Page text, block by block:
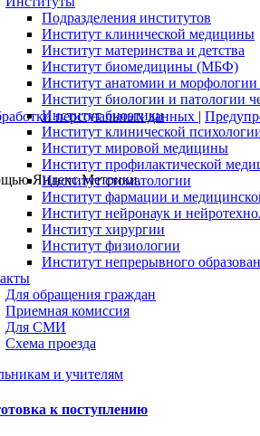
Подразделения институтов
Институт клинической медицины
Институт материнства и детства
Институт биомедицины (МБФ)
Институт анатомии и
Институт биологии и патологии
Институт биоэтики
Институт клинической
Институт мировой медицины
Институт профилактической
Институт стоматологии
Институт фармации и
Институт нейронаук и
Институт хирургии
Институт физиологии
Институт непрерывного
Для обращения граждан
Приемная комиссия
Для СМИ
Схема проезда
и учителям
к поступлению
персональных данных |
Яндекс.Метрики.